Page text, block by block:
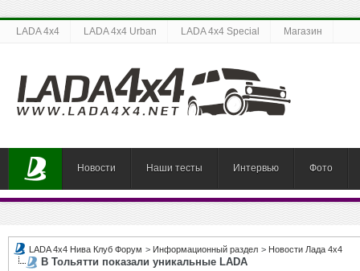
LADA 4x4 LADA 4x4 Urban LADA 4x4 Special Магазин
Новости Наши тесты Интервью Фото
LADA 4x4 Нива Клуб Форум > Информационный раздел > Новости Лада 4х4
В Тольятти показали уникальные LADA